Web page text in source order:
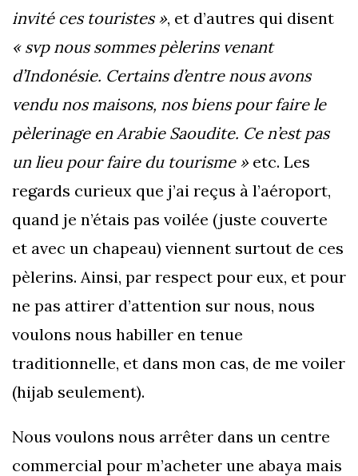
invité ces touristes », et d’autres qui disent
« svp nous sommes pèlerins venant
d’Indonésie. Certains d’entre nous avons
vendu nos maisons, nos biens pour faire le
pèlerinage en Arabie Saoudite. Ce n’est pas
un lieu pour faire du tourisme » etc. Les
regards curieux que j’ai reçus à l’aéroport,
quand je n’étais pas voilée (juste couverte
et avec un chapeau) viennent surtout de ces
pèlerins. Ainsi, par respect pour eux, et pour
ne pas attirer d’attention sur nous, nous
voulons nous habiller en tenue
traditionnelle, et dans mon cas, de me voiler
(hijab seulement).
Nous voulons nous arrêter dans un centre
commercial pour m’acheter une abaya mais